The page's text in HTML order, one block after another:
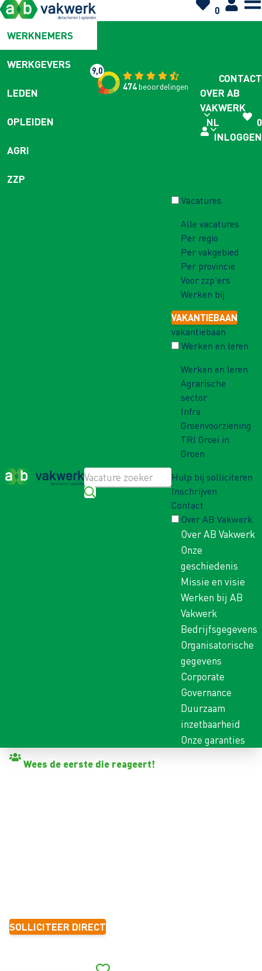
0
WERKNEMERS
WERKGEVERS
LEDEN
OPLEIDEN
AGRI
ZZP
9,0
474beoordelingen
CONTACT
OVER AB
VAKWERK
NL
0
INLOGGEN
Vacatures
Alle vacatures
Per regio
Per vakgebied
Per provincie
Voor zzp'ers
Werken bij
VAKANTIEBAAN
vakantiebaan
Werken en leren
Werken en leren
Agrarische
sector
Infra
Groenvoorziening
TRI Groei in
Groen
Hulp bij solliciteren
Inschrijven
Contact
Over AB Vakwerk
Over AB Vakwerk
Onze
geschiedenis
Missie en visie
Werken bij AB
Vakwerk
Bedrijfsgegevens
Organisatorische
gegevens
Corporate
Governance
Duurzaam
inzetbaarheid
Onze garanties
Wees de eerste die reageert!
SOLLICITEER DIRECT